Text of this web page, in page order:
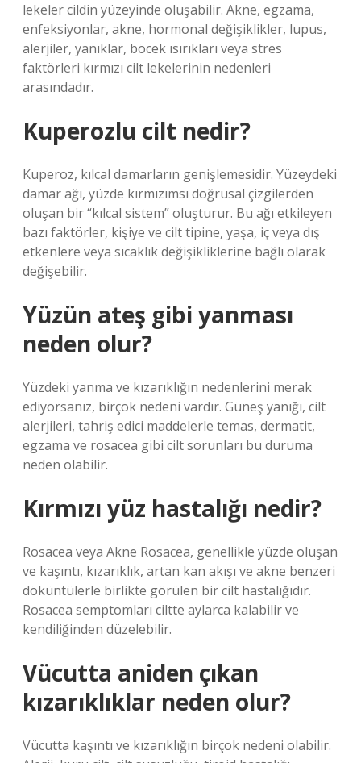
lekeler cildin yüzeyinde oluşabilir. Akne, egzama,
enfeksiyonlar, akne, hormonal değişiklikler, lupus,
alerjiler, yanıklar, böcek ısırıkları veya stres
faktörleri kırmızı cilt lekelerinin nedenleri
arasındadır.
Kuperozlu cilt nedir?
Kuperoz, kılcal damarların genişlemesidir. Yüzeydeki
damar ağı, yüzde kırmızımsı doğrusal çizgilerden
oluşan bir “kılcal sistem” oluşturur. Bu ağı etkileyen
bazı faktörler, kişiye ve cilt tipine, yaşa, iç veya dış
etkenlere veya sıcaklık değişikliklerine bağlı olarak
değişebilir.
Yüzün ateş gibi yanması
neden olur?
Yüzdeki yanma ve kızarıklığın nedenlerini merak
ediyorsanız, birçok nedeni vardır. Güneş yanığı, cilt
alerjileri, tahriş edici maddelerle temas, dermatit,
egzama ve rosacea gibi cilt sorunları bu duruma
neden olabilir.
Kırmızı yüz hastalığı nedir?
Rosacea veya Akne Rosacea, genellikle yüzde oluşan
ve kaşıntı, kızarıklık, artan kan akışı ve akne benzeri
döküntülerle birlikte görülen bir cilt hastalığıdır.
Rosacea semptomları ciltte aylarca kalabilir ve
kendiliğinden düzelebilir.
Vücutta aniden çıkan
kızarıklıklar neden olur?
Vücutta kaşıntı ve kızarıklığın birçok nedeni olabilir.